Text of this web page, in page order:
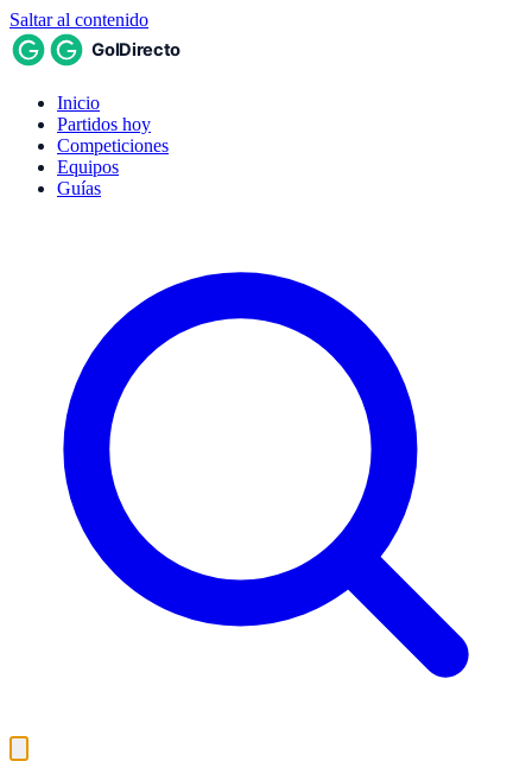
Saltar al contenido
Inicio
Partidos hoy
Competiciones
Equipos
Guías